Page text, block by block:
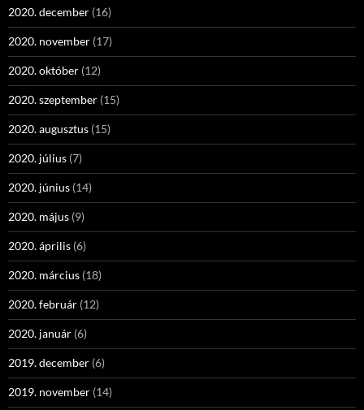
2020. december (16)
2020. november (17)
2020. október (12)
2020. szeptember (15)
2020. augusztus (15)
2020. július (7)
2020. június (14)
2020. május (9)
2020. április (6)
2020. március (18)
2020. február (12)
2020. január (6)
2019. december (6)
2019. november (14)